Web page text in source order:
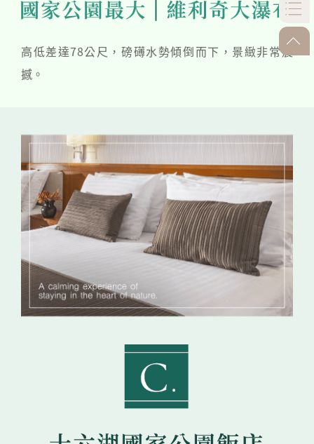
高低差達78公尺，磅礡水勢傾倒而下，景緻非常震
撼。
go-